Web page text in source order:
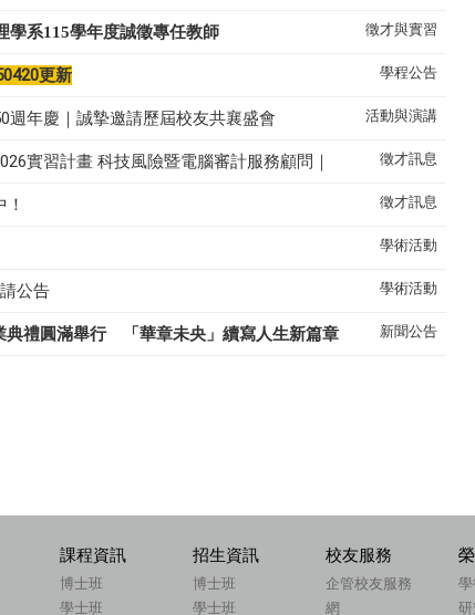
學系115學年度誠徵專任教師 徵才與實習
更新 學程公告
週年慶｜誠摯邀請歷屆校友共襄盛會 活動與演講
實習計畫 科技風險暨電腦審計服務顧問｜ 徵才訊息
徵才訊息
學術活動
公告 學術活動
典禮圓滿舉行 「華章未央」續寫人生新篇章 新聞公告
課程資訊
博士班
學士班
招生資訊
博士班
學士班
校友服務
企管校友服務
網